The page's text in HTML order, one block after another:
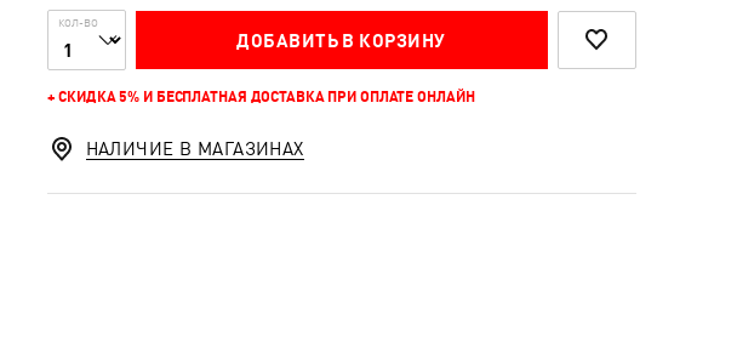
КОЛ-ВО
ДОБАВИТЬ В КОРЗИНУ
+ СКИДКА 5% И БЕСПЛАТНАЯ ДОСТАВКА ПРИ ОПЛАТЕ ОНЛАЙН
НАЛИЧИЕ В МАГАЗИНАХ